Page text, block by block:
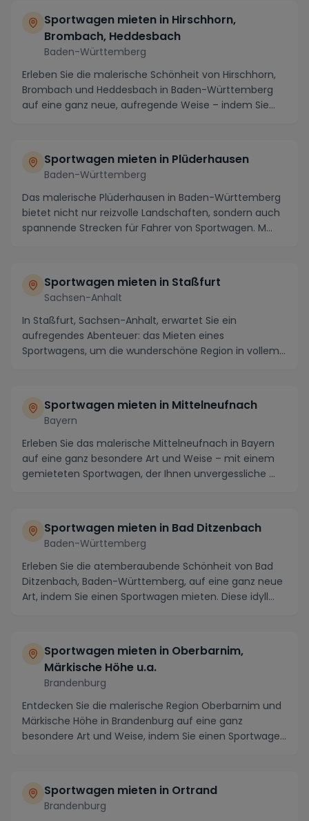
Sportwagen mieten in Hirschhorn,
Brombach, Heddesbach
Baden-Württemberg
Erleben Sie die malerische Schönheit von Hirschhorn,
Brombach und Heddesbach in Baden-Württemberg
auf eine ganz neue, aufregende Weise – indem Sie
Sportwagen mieten in Plüderhausen
Baden-Württemberg
Das malerische Plüderhausen in Baden-Württemberg
bietet nicht nur reizvolle Landschaften, sondern auch
spannende Strecken für Fahrer von Sportwagen. M...
Sportwagen mieten in Staßfurt
Sachsen-Anhalt
In Staßfurt, Sachsen-Anhalt, erwartet Sie ein
aufregendes Abenteuer: das Mieten eines
Sportwagens, um die wunderschöne Region in vollem
Sportwagen mieten in Mittelneufnach
Bayern
Erleben Sie das malerische Mittelneufnach in Bayern
auf eine ganz besondere Art und Weise – mit einem
gemieteten Sportwagen, der Ihnen unvergessliche ...
Sportwagen mieten in Bad Ditzenbach
Baden-Württemberg
Erleben Sie die atemberaubende Schönheit von Bad
Ditzenbach, Baden-Württemberg, auf eine ganz neue
Art, indem Sie einen Sportwagen mieten. Diese idyll...
Sportwagen mieten in Oberbarnim,
Märkische Höhe u.a.
Brandenburg
Entdecken Sie die malerische Region Oberbarnim und
Märkische Höhe in Brandenburg auf eine ganz
besondere Art und Weise, indem Sie einen Sportwagen
Sportwagen mieten in Ortrand
Brandenburg